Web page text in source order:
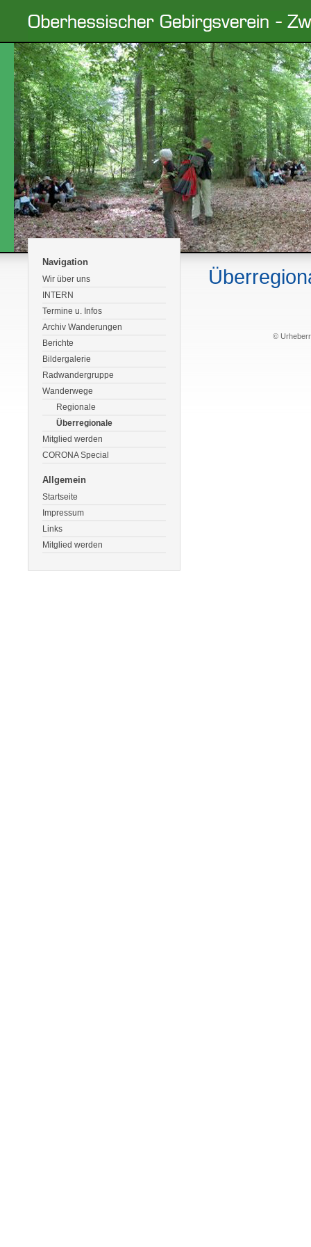
Navigation
Wir über uns
INTERN
Termine u. Infos
Archiv Wanderungen
Berichte
Bildergalerie
Radwandergruppe
Wanderwege
Regionale
Überregionale
Mitglied werden
CORONA Special
Allgemein
Startseite
Impressum
Links
Mitglied werden
©